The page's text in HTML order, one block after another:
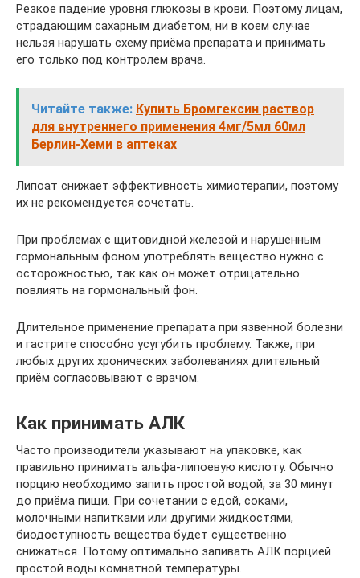
Резкое падение уровня глюкозы в крови. Поэтому лицам,
страдающим сахарным диабетом, ни в коем случае
нельзя нарушать схему приёма препарата и принимать
его только под контролем врача.
Читайте также: Купить Бромгексин раствор
для внутреннего применения 4мг/5мл 60мл
Берлин-Хеми в аптеках
Липоат снижает эффективность химиотерапии, поэтому
их не рекомендуется сочетать.
При проблемах с щитовидной железой и нарушенным
гормональным фоном употреблять вещество нужно с
осторожностью, так как он может отрицательно
повлиять на гормональный фон.
Длительное применение препарата при язвенной болезни
и гастрите способно усугубить проблему. Также, при
любых других хронических заболеваниях длительный
приём согласовывают с врачом.
Как принимать АЛК
Часто производители указывают на упаковке, как
правильно принимать альфа-липоевую кислоту. Обычно
порцию необходимо запить простой водой, за 30 минут
до приёма пищи. При сочетании с едой, соками,
молочными напитками или другими жидкостями,
биодоступность вещества будет существенно
снижаться. Потому оптимально запивать АЛК порцией
простой воды комнатной температуры.